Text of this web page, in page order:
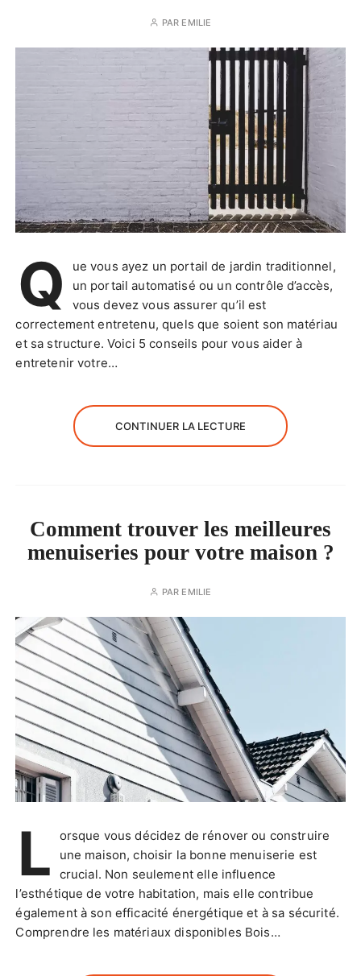
PAR EMILIE
Q
ue vous ayez un portail de jardin traditionnel,
un portail automatisé ou un contrôle d’accès,
vous devez vous assurer qu’il est
correctement entretenu, quels que soient son matériau
et sa structure. Voici 5 conseils pour vous aider à
entretenir votre…
CONTINUER LA LECTURE
Comment trouver les meilleures
menuiseries pour votre maison ?
PAR EMILIE
L
orsque vous décidez de rénover ou construire
une maison, choisir la bonne menuiserie est
crucial. Non seulement elle influence
l’esthétique de votre habitation, mais elle contribue
également à son efficacité énergétique et à sa sécurité.
Comprendre les matériaux disponibles Bois…